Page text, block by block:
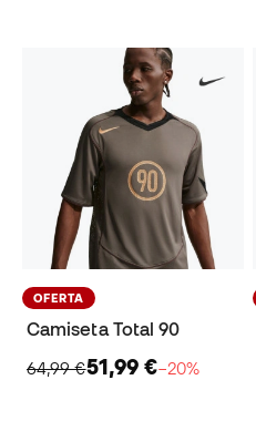
OFERTA
Camiseta Total 90
64,99 €51,99 €−20%